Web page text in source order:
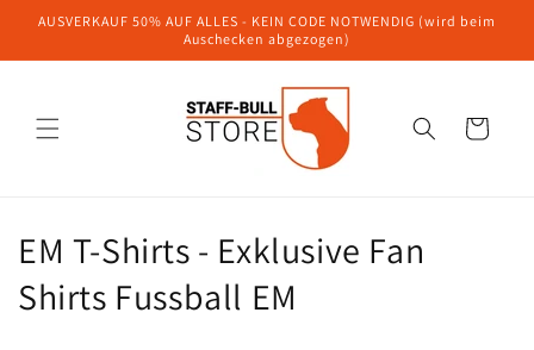
zum
AUSVERKAUF 50% AUF ALLES - KEIN CODE NOTWENDIG (wird beim
Auschecken abgezogen)
Warenkorb
K
a
EM T-Shirts - Exklusive Fan
Shirts Fussball EM